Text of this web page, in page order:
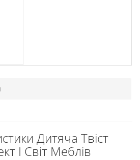
Дитяча Твіст
І Світ Меблів